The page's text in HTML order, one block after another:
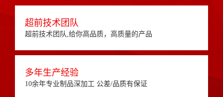
超前技术团队
超前技术团队,给你高品质，高质量的产品
多年生产经验
10余年专业制品深加工 公差/品质有保证